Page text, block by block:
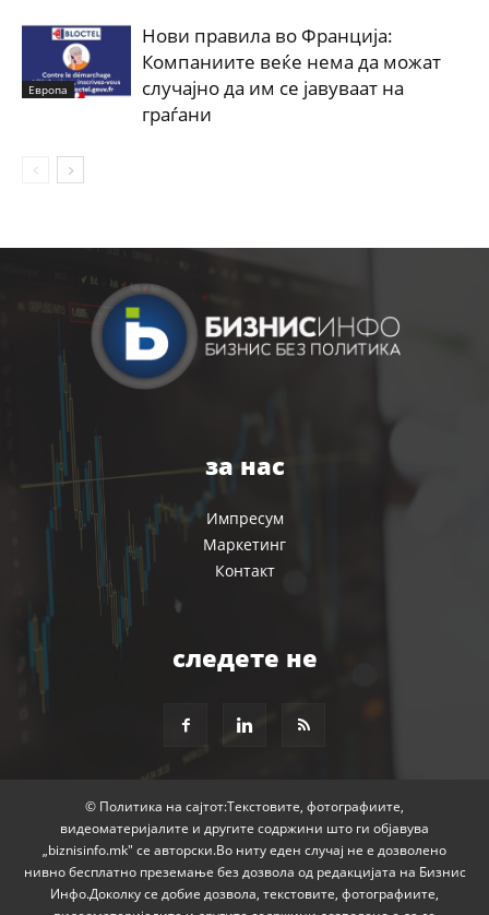
Европа
Нови правила во Франција:
Компаниите веќе нема да можат
случајно да им се јавуваат на
граѓани
за нас
Импресум
Маркетинг
Контакт
следете не
© Политика на сајтот:Текстовите, фотографиите,
видеоматеријалите и другите содржини што ги објавува
„biznisinfo.mk" се авторски.Во ниту еден случај не е дозволено
нивно бесплатно преземање без дозвола од редакцијата на Бизнис
Инфо.Доколку се добие дозвола, текстовите, фотографиите,